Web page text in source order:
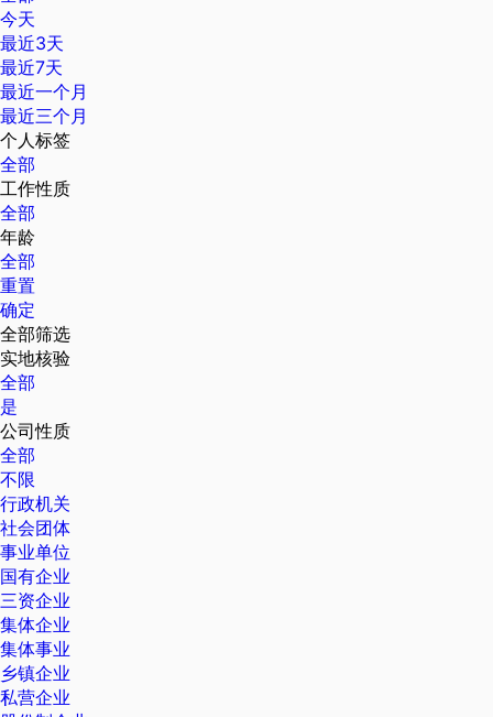
今天
最近3天
最近7天
最近一个月
最近三个月
个人标签
全部
工作性质
全部
年龄
全部
重置
确定
全部筛选
实地核验
全部
是
公司性质
全部
不限
行政机关
社会团体
事业单位
国有企业
三资企业
集体企业
集体事业
乡镇企业
私营企业